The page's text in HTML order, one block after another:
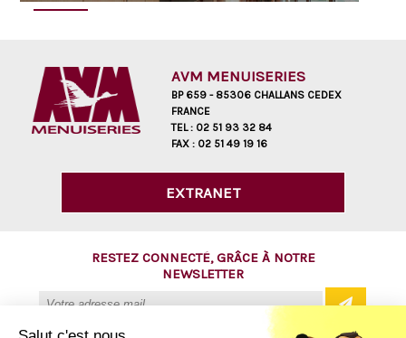
AVM MENUISERIES
BP 659 - 85306 CHALLANS CEDEX
FRANCE
TEL : 02 51 93 32 84
FAX : 02 51 49 19 16
EXTRANET
RESTEZ CONNECTÉ, GRÂCE À NOTRE
NEWSLETTER